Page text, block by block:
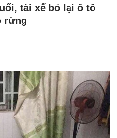
tài xế bỏ lại ô tô
rừng